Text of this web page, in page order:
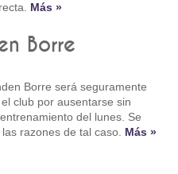
Más »
Borre
Borre será seguramente
club por ausentarse sin
del lunes. Se
razones de tal caso. Más »